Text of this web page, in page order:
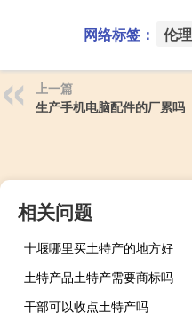
网络标签： 伦理
上一篇
生产手机电脑配件的厂累吗
相关问题
十堰哪里买土特产的地方好
土特产品土特产需要商标吗
干部可以收点土特产吗